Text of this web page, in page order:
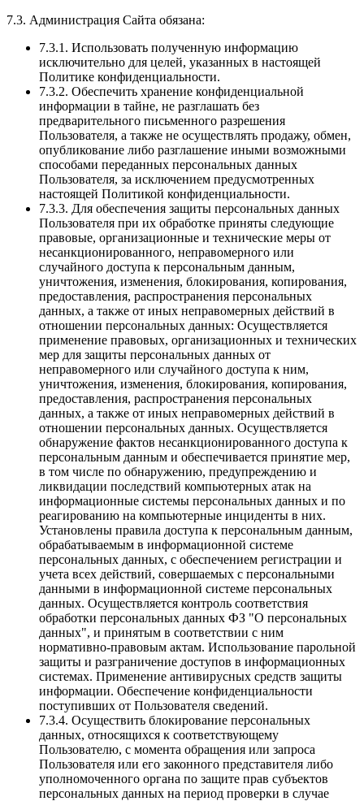
7.3. Администрация Сайта обязана:
7.3.1. Использовать полученную информацию
исключительно для целей, указанных в настоящей
Политике конфиденциальности.
7.3.2. Обеспечить хранение конфиденциальной
информации в тайне, не разглашать без
предварительного письменного разрешения
Пользователя, а также не осуществлять продажу, обмен,
опубликование либо разглашение иными возможными
способами переданных персональных данных
Пользователя, за исключением предусмотренных
настоящей Политикой конфиденциальности.
7.3.3. Для обеспечения защиты персональных данных
Пользователя при их обработке приняты следующие
правовые, организационные и технические меры от
несанкционированного, неправомерного или
случайного доступа к персональным данным,
уничтожения, изменения, блокирования, копирования,
предоставления, распространения персональных
данных, а также от иных неправомерных действий в
отношении персональных данных: Осуществляется
применение правовых, организационных и технических
мер для защиты персональных данных от
неправомерного или случайного доступа к ним,
уничтожения, изменения, блокирования, копирования,
предоставления, распространения персональных
данных, а также от иных неправомерных действий в
отношении персональных данных. Осуществляется
обнаружение фактов несанкционированного доступа к
персональным данным и обеспечивается принятие мер,
в том числе по обнаружению, предупреждению и
ликвидации последствий компьютерных атак на
информационные системы персональных данных и по
реагированию на компьютерные инциденты в них.
Установлены правила доступа к персональным данным,
обрабатываемым в информационной системе
персональных данных, с обеспечением регистрации и
учета всех действий, совершаемых с персональными
данными в информационной системе персональных
данных. Осуществляется контроль соответствия
обработки персональных данных ФЗ "О персональных
данных", и принятым в соответствии с ним
нормативно-правовым актам. Использование парольной
защиты и разграничение доступов в информационных
системах. Применение антивирусных средств защиты
информации. Обеспечение конфиденциальности
поступивших от Пользователя сведений.
7.3.4. Осуществить блокирование персональных
данных, относящихся к соответствующему
Пользователю, с момента обращения или запроса
Пользователя или его законного представителя либо
уполномоченного органа по защите прав субъектов
персональных данных на период проверки в случае